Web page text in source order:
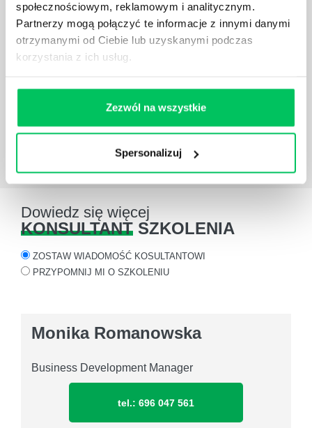
społecznościowym, reklamowym i analitycznym.
Partnerzy mogą połączyć te informacje z innymi danymi
otrzymanymi od Ciebie lub uzyskanymi podczas
korzystania z ich usług.
Zezwól na wszystkie
Spersonalizuj
OPINIEO SZKOLENIACH
Projekt został oceniony wysoko, zarówno pod
względem przekazu merytorycznego, jak również
wszystkich trzech trenerów prowadzących szkolenie.
Marek NosterDyrektor ds. Szkoleń i Rozwoju w
Alior Bank
Dowiedz się więcej
KONSULTANT SZKOLENIA
ZOSTAW WIADOMOŚĆ KOSULTANTOWI
PRZYPOMNIJ MI O SZKOLENIU
Monika Romanowska
Business Development Manager
tel.: 696 047 561